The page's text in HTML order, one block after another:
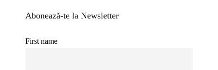
Abonează-te la Newsletter
First name